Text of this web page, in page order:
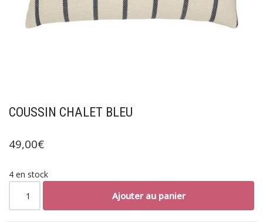
COUSSIN CHALET BLEU
49,00€
4 en stock
Ajouter au panier